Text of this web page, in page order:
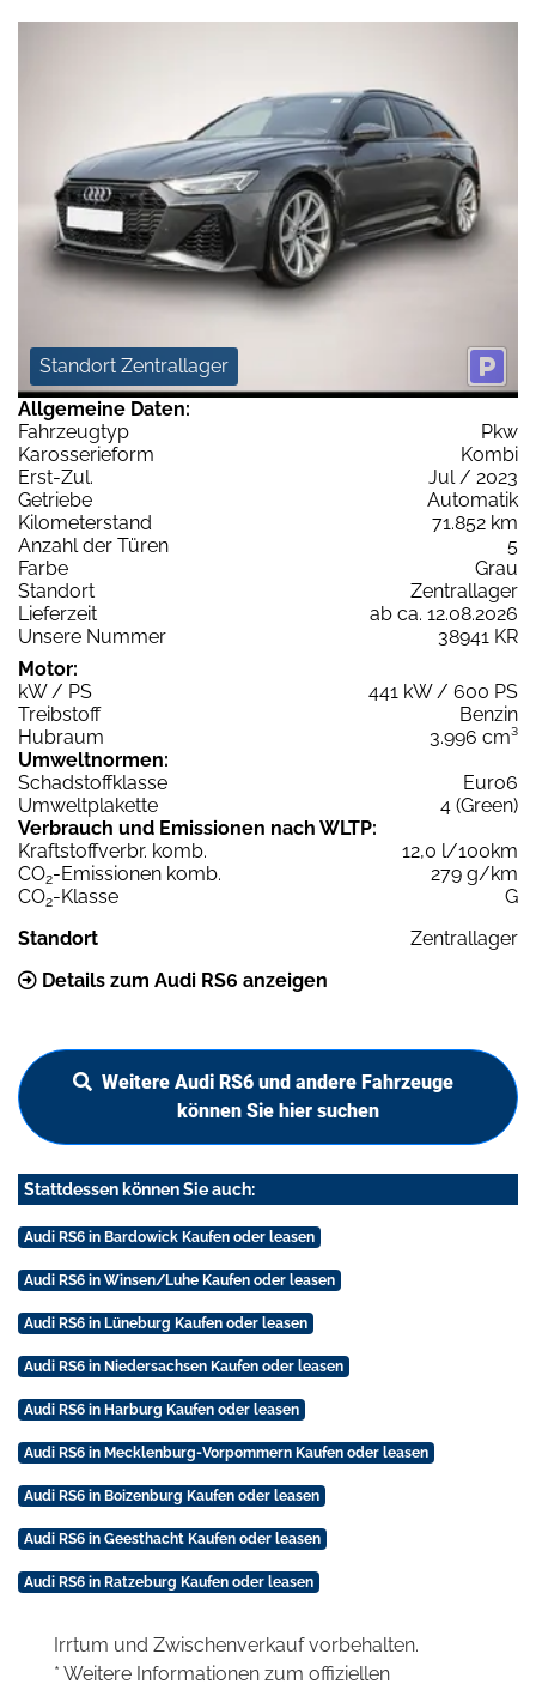
Standort Zentrallager
Allgemeine Daten:
Fahrzeugtyp
Pkw
Karosserieform
Kombi
Erst-Zul.
Jul / 2023
Getriebe
Automatik
Kilometerstand
71.852 km
Anzahl der Türen
5
Farbe
Grau
Standort
Zentrallager
Lieferzeit
ab ca. 12.08.2026
Unsere Nummer
38941 KR
Motor:
kW / PS
441 kW / 600 PS
Treibstoff
Benzin
Hubraum
3.996 cm³
Umweltnormen:
Schadstoffklasse
Euro6
Umweltplakette
4 (Green)
Verbrauch und Emissionen nach WLTP:
Kraftstoffverbr. komb.
12,0 l/100km
CO2-Emissionen komb.
279 g/km
CO2-Klasse
G
Standort
Zentrallager
Details zum Audi RS6 anzeigen
Weitere Audi RS6 und andere Fahrzeuge
können Sie hier suchen
Stattdessen können Sie auch:
Audi RS6 in Bardowick Kaufen oder leasen
Audi RS6 in Winsen/Luhe Kaufen oder leasen
Audi RS6 in Lüneburg Kaufen oder leasen
Audi RS6 in Niedersachsen Kaufen oder leasen
Audi RS6 in Harburg Kaufen oder leasen
Audi RS6 in Mecklenburg-Vorpommern Kaufen oder leasen
Audi RS6 in Boizenburg Kaufen oder leasen
Audi RS6 in Geesthacht Kaufen oder leasen
Audi RS6 in Ratzeburg Kaufen oder leasen
Irrtum und Zwischenverkauf vorbehalten.
* Weitere Informationen zum offiziellen